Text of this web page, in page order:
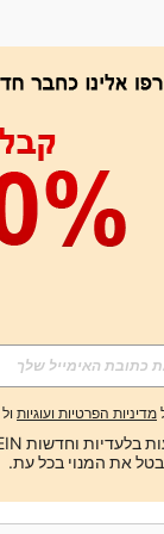
אפליקציה
מדיניות הפרטיות ועוגיות ול